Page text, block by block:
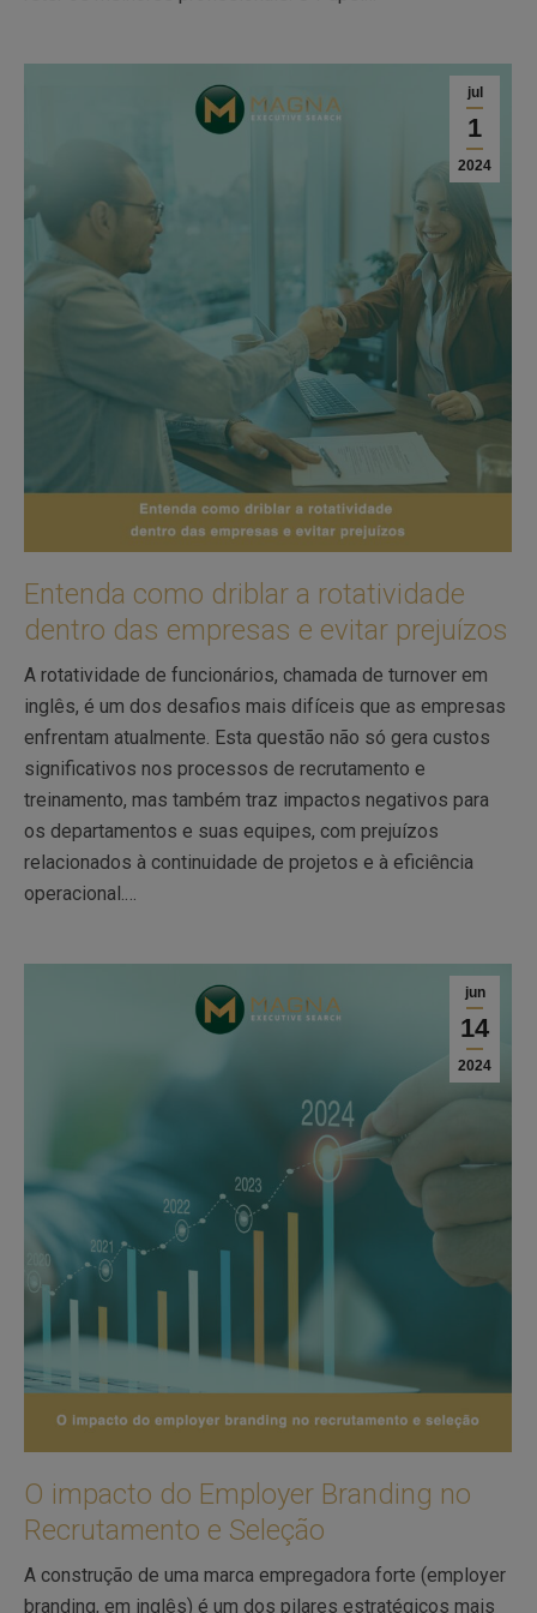
jul
1
2024
Entenda como driblar a rotatividade
dentro das empresas e evitar prejuízos
A rotatividade de funcionários, chamada de turnover em
inglês, é um dos desafios mais difíceis que as empresas
enfrentam atualmente. Esta questão não só gera custos
significativos nos processos de recrutamento e
treinamento, mas também traz impactos negativos para
os departamentos e suas equipes, com prejuízos
relacionados à continuidade de projetos e à eficiência
operacional.…
jun
14
2024
O impacto do Employer Branding no
Recrutamento e Seleção
A construção de uma marca empregadora forte (employer
branding, em inglês) é um dos pilares estratégicos mais